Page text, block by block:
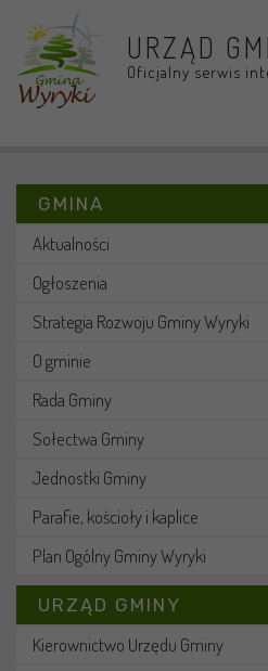
URZĄD
Oficjalny serwis
GMINA
Aktualności
Ogłoszenia
Strategia Rozwoju Gminy Wyryki
O gminie
Rada Gminy
Sołectwa Gminy
Jednostki Gminy
Parafie, kościoły i kaplice
Plan Ogólny Gminy Wyryki
URZĄD GMINY
Kierownictwo Urzędu Gminy